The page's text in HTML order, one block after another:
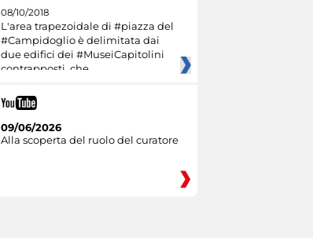
08/10/2018
L'area trapezoidale di #piazza del
#Campidoglio è delimitata dai
due edifici dei #MuseiCapitolini
contrapposti, che
09/06/2026
Alla scoperta del ruolo del curatore